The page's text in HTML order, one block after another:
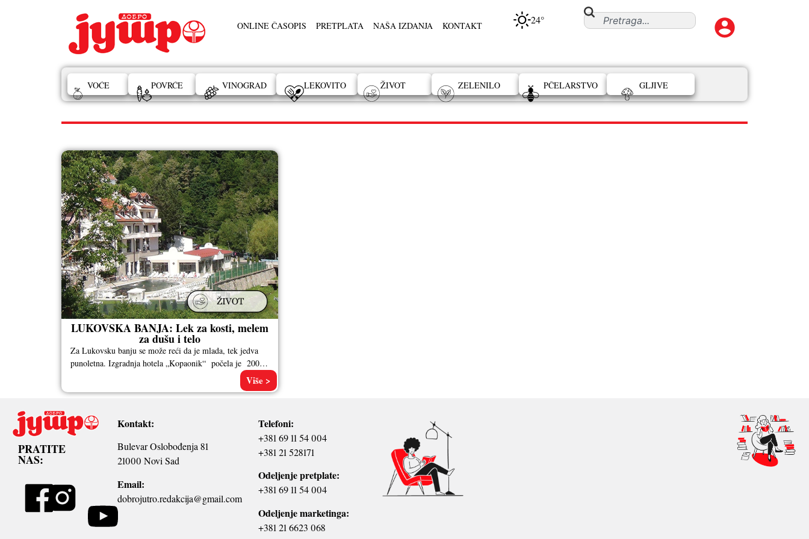
ONLINE ČASOPIS PRETPLATA NAŠA IZDANJA KONTAKT 24°
VOĆE POVRĆE VINOGRAD LEKOVITO ŽIVOT ZELENILO PČELARSTVO GLJIVE
hotel Jelak
LUKOVSKA BANJA: Lek za kosti, melem
za dušu i telo
Za Lukovsku banju se može reći da je mlada, tek jedva
punoletna. Izgradnja hotela „Kopaonik“ počela je 2000.
Više >
PRATITE
NAS:
Kontakt:
Bulevar Oslobođenja 81
21000 Novi Sad
Email:
dobrojutro.redakcija@gmail.com
Telefoni:
+381 69 11 54 004
+381 21 528171
Odeljenje pretplate:
+381 69 11 54 004
Odeljenje marketinga:
+381 21 6623 068